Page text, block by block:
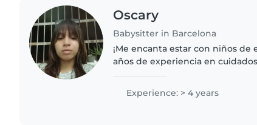
Oscary
Babysitter in Barcelona
¡Me encanta estar con niños de
años de experiencia en
juegos divertidos..
Experience: > 4 years